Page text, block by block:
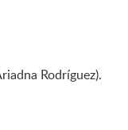
Rodríguez).